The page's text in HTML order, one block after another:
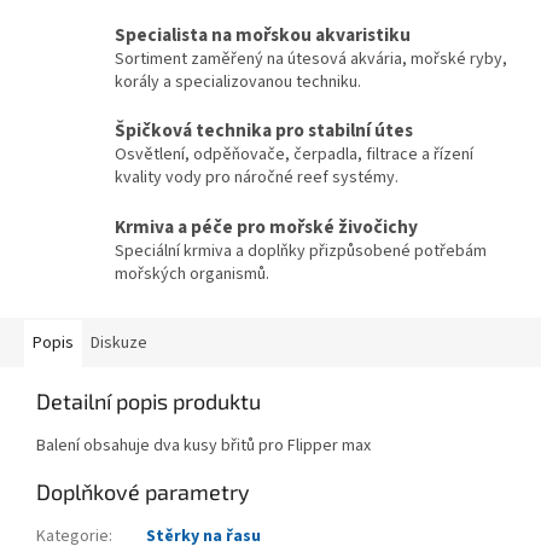
Specialista na mořskou akvaristiku
Sortiment zaměřený na útesová akvária, mořské ryby,
korály a specializovanou techniku.
Špičková technika pro stabilní útes
Osvětlení, odpěňovače, čerpadla, filtrace a řízení
kvality vody pro náročné reef systémy.
Krmiva a péče pro mořské živočichy
Speciální krmiva a doplňky přizpůsobené potřebám
mořských organismů.
Popis Diskuze
Detailní popis produktu
Balení obsahuje dva kusy břitů pro Flipper max
Doplňkové parametry
Kategorie:
Stěrky na řasu